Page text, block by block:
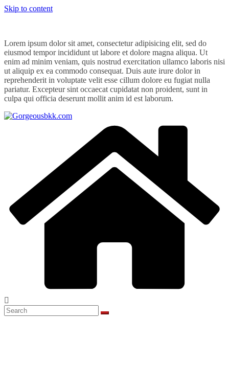
Skip to content
Lorem ipsum dolor sit amet, consectetur adipisicing elit, sed do
eiusmod tempor incididunt ut labore et dolore magna aliqua. Ut
enim ad minim veniam, quis nostrud exercitation ullamco laboris nisi
ut aliquip ex ea commodo consequat. Duis aute irure dolor in
reprehenderit in voluptate velit esse cillum dolore eu fugiat nulla
pariatur. Excepteur sint occaecat cupidatat non proident, sunt in
culpa qui officia deserunt mollit anim id est laborum.